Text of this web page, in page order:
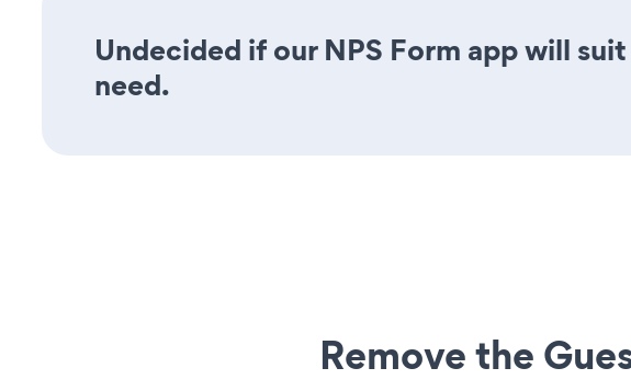
Undecided if our NPS Form app will
need.
Remove the